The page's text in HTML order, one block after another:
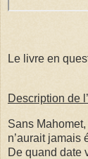
Le livre en
Description de
Sans
n’aurait jamais
De quand date